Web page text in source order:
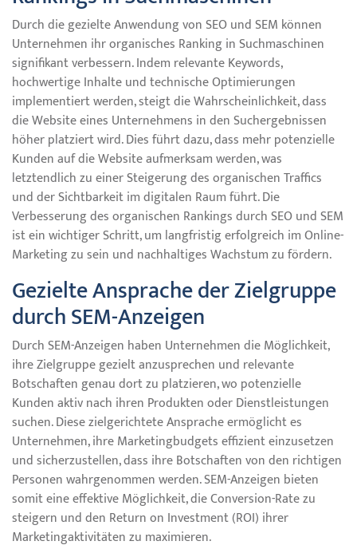
Durch die gezielte Anwendung von SEO und SEM können
Unternehmen ihr organisches Ranking in Suchmaschinen
signifikant verbessern. Indem relevante Keywords,
hochwertige Inhalte und technische Optimierungen
implementiert werden, steigt die Wahrscheinlichkeit, dass
die Website eines Unternehmens in den Suchergebnissen
höher platziert wird. Dies führt dazu, dass mehr potenzielle
Kunden auf die Website aufmerksam werden, was
letztendlich zu einer Steigerung des organischen Traffics
und der Sichtbarkeit im digitalen Raum führt. Die
Verbesserung des organischen Rankings durch SEO und SEM
ist ein wichtiger Schritt, um langfristig erfolgreich im Online-
Marketing zu sein und nachhaltiges Wachstum zu fördern.
Gezielte Ansprache der Zielgruppe
durch SEM-Anzeigen
Durch SEM-Anzeigen haben Unternehmen die Möglichkeit,
ihre Zielgruppe gezielt anzusprechen und relevante
Botschaften genau dort zu platzieren, wo potenzielle
Kunden aktiv nach ihren Produkten oder Dienstleistungen
suchen. Diese zielgerichtete Ansprache ermöglicht es
Unternehmen, ihre Marketingbudgets effizient einzusetzen
und sicherzustellen, dass ihre Botschaften von den richtigen
Personen wahrgenommen werden. SEM-Anzeigen bieten
somit eine effektive Möglichkeit, die Conversion-Rate zu
steigern und den Return on Investment (ROI) ihrer
Marketingaktivitäten zu maximieren.